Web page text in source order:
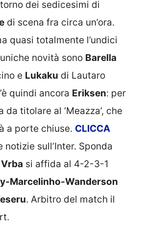
dei sedicesimi di
di scena fra circa un’ora.
quasi totalmente l’undici
novità sono Barella
e Lukaku di Lautaro
quindi ancora Eriksen: per
da titolare al ‘Meazza’, che
a porte chiuse. CLICCA
notizie sull’Inter. Sponda
Vrba si affida al 4-2-3-1
Marcelinho-Wanderson
. Arbitro del match il